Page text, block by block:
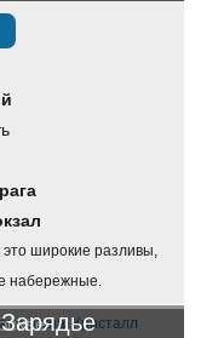
широкие разливы,
набережные.